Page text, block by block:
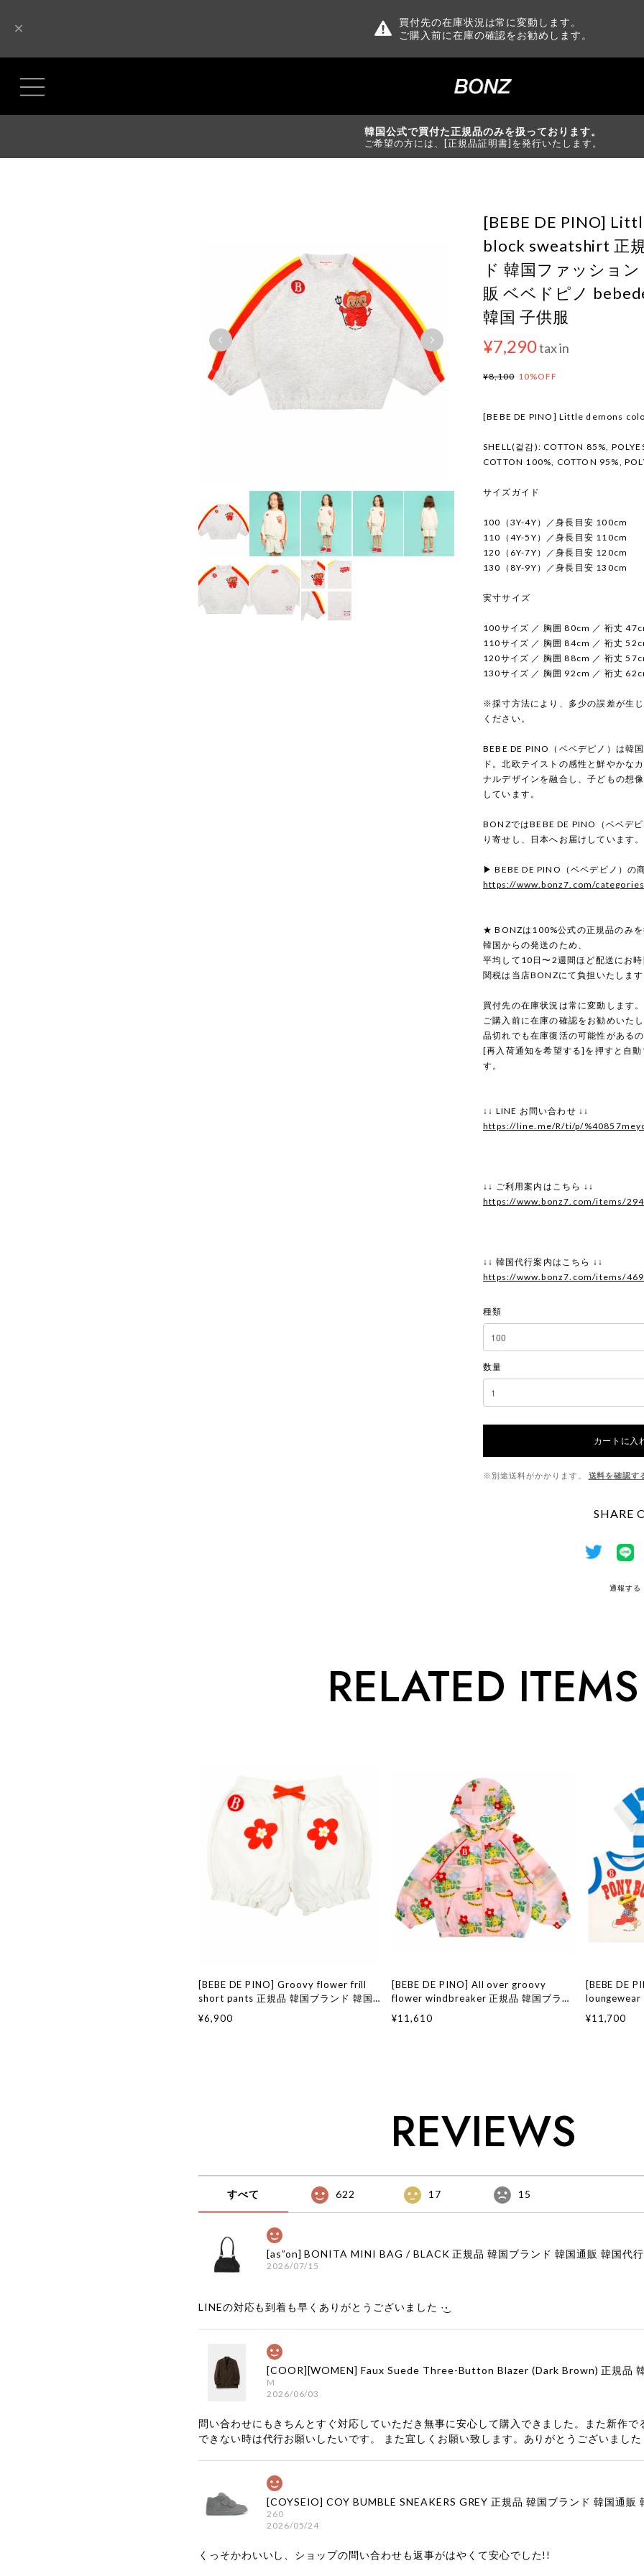
買付先の在庫状況は常に変動します。
ご購入前に在庫の確認をお勧めします。
韓国公式で買付た正規品のみを扱っております。
ご希望の方には、[正規品証明書]を発行いたします。
[BEBE DE PINO]
block sweatshirt 正
ド 韓国ファッション
販 ベベドピノ
韓国 子供服
¥7,290tax in
¥8,100 10%OFF
[BEBE DE PINO] Little demons
SHELL(겉감): COTTON 85%,
COTTON 100%, COTTON 95%,
サイズガイド
100（3Y-4Y）／身長目安 100cm
110（4Y-5Y）／身長目安 110cm
120（6Y-7Y）／身長目安 120cm
130（8Y-9Y）／身長目安 130cm
実寸サイズ
100サイズ ／ 胸囲 80cm ／ 裄丈
110サイズ ／ 胸囲 84cm ／ 裄丈
120サイズ ／ 胸囲 88cm ／ 裄丈
130サイズ ／ 胸囲 92cm ／ 裄丈
※採寸方法により、多少の誤差が生
ください。
BEBE DE PINO（ベベデピノ）は韓
ド。北欧テイストの感性と鮮やかな
ナルデザインを融合し、子どもの想
しています。
BONZではBEBE DE PINO（ベベデ
り寄せし、日本へお届けしています。
▶ BEBE DE PINO（ベベデピノ）の
https://www.bonz7.com/
★ BONZは100%公式の正規品のみを
韓国からの発送のため、
平均して10日〜2週間ほど配送にお時
関税は当店BONZにて負担いたします
買付先の在庫状況は常に変動します。
ご購入前に在庫の確認をお勧めいたし
品切れでも在庫復活の可能性がある
[再入荷通知を希望する]を押すと自動
す。
↓↓ LINE お問い合わせ ↓↓
https://line.me/R/ti/p/
↓↓ ご利用案内はこちら ↓↓
https://www.bonz7.com/items/
↓↓ 韓国代行案内はこちら ↓↓
https://www.bonz7.com/items/
種類
数量
カートに入
※別途送料がかかります。 送料を確認す
SHARE
通報する
RELATED ITEMS
[BEBE DE PINO] Groovy flower frill
short pants 正規品 韓国ブランド 韓国
ピノ bebedepino 日本 店舗 韓国 子供
¥6,900
[BEBE DE PINO] All over groovy
flower windbreaker 正規品 韓国ブラン
ベベドピノ bebedepino 日本 店舗 韓国
¥11,610
[BEBE DE
loungewear
ベドピノ
¥11,700
REVIEWS
すべて 622 17 15
2026/07/15
LINEの対応も到着も早くありがとうございました‪ ·͜·
M
2026/06/03
問い合わせにもきちんとすぐ対応していただき無事に安心して購入できました。また新作で
できない時は代行お願いしたいです。 また宜しくお願い致します。ありがとうございました
260
2026/05/24
くっそかわいいし、ショップの問い合わせも返事がはやくて安心でした!!